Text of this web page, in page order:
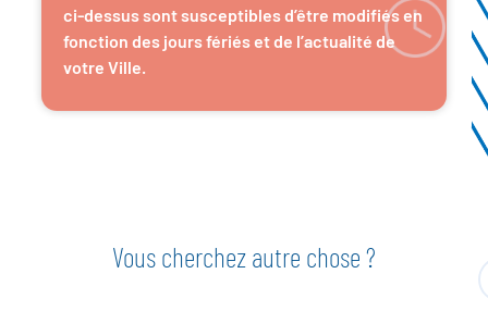
ci-dessus sont susceptibles d’être modifiés en
fonction des jours fériés et de l’actualité de
votre Ville.
Vous cherchez autre chose ?